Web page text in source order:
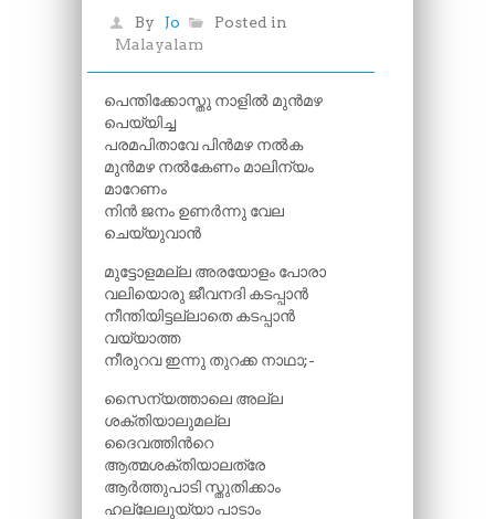
By Jo
Posted in
Malayalam
പെന്തിക്കോസ്തു നാളിൽ മുൻമഴ
പെയ്യിച്ച
പരമപിതാവേ പിൻമഴ നൽക
മുൻമഴ നല്‍കേണം മാലിന്യം
മാറേണം
നിൻ ജനം ഉണർന്നു വേല
ചെയ്യുവാൻ
മുട്ടോളമല്ല അരയോളം പോരാ
വലിയൊരു ജീവനദി കടപ്പാൻ
നീന്തിയിട്ടല്ലാതെ കടപ്പാൻ
വയ്യാത്ത
നീരുറവ ഇന്നു തുറക്ക നാഥാ;-
സൈന്യത്താലെ അല്ല
ശക്തിയാലുമല്ല
ദൈവത്തിന്‍റെ
ആത്മശക്തിയാലത്രേ
ആർത്തുപാടി സ്തുതിക്കാം
ഹല്ലേലുയ്യാ പാടാം